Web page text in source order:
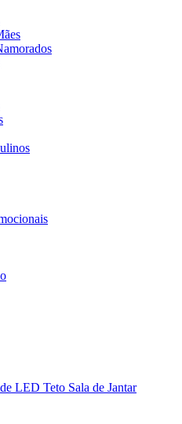
LED Teto Sala de Jantar